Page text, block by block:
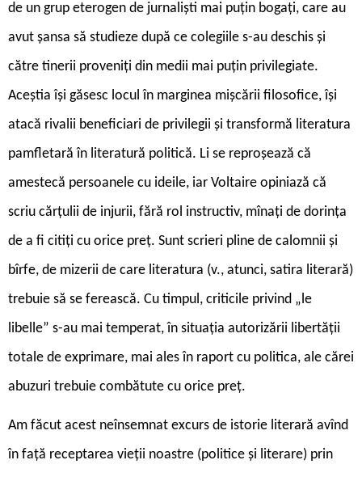
de un grup eterogen de jurnaliști mai puțin bogați, care au
avut șansa să studieze după ce colegiile s-au deschis și
către tinerii proveniți din medii mai puțin privilegiate.
Aceștia își găsesc locul în marginea mișcării filosofice, își
atacă rivalii beneficiari de privilegii și transformă literatura
pamfletară în literatură politică. Li se reproșează că
amestecă persoanele cu ideile, iar Voltaire opiniază că
scriu cărțulii de injurii, fără rol instructiv, mînați de dorința
de a fi citiți cu orice preț. Sunt scrieri pline de calomnii și
bîrfe, de mizerii de care literatura (v., atunci, satira literară)
trebuie să se ferească. Cu timpul, criticile privind „le
libelle” s-au mai temperat, în situația autorizării libertății
totale de exprimare, mai ales în raport cu politica, ale cărei
abuzuri trebuie combătute cu orice preț.
Am făcut acest neînsemnat excurs de istorie literară avînd
în față receptarea vieții noastre (politice și literare) prin